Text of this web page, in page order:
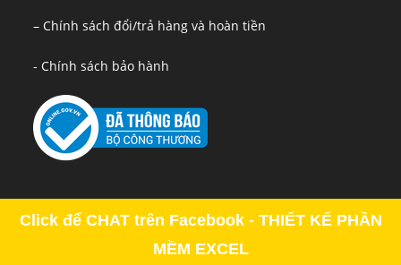
– Chính sách đổi/trả hàng và hoàn tiền
- Chính sách bảo hành
Copyright - OceanWP Theme by OceanWP
Click để CHAT trên Facebook - THIẾT KẾ PHẦN
MỀM EXCEL